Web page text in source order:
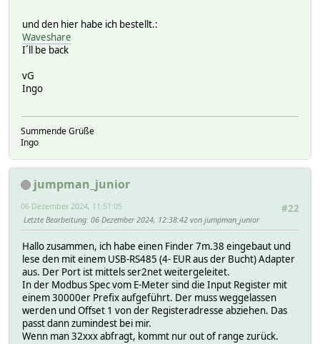
und den hier habe ich bestellt.:
Waveshare
I´ll be back
vG
Ingo
Summende Grüße
Ingo
jumpman_junior
#22
06 Dezember 2024, 11:51:05
Letzte Bearbeitung: 06 Dezember 2024, 12:38:42 von jumpman_junior
Hallo zusammen, ich habe einen Finder 7m.38 eingebaut und
lese den mit einem USB-RS485 (4- EUR aus der Bucht) Adapter
aus. Der Port ist mittels ser2net weitergeleitet.
In der Modbus Spec vom E-Meter sind die Input Register mit
einem 30000er Prefix aufgeführt. Der muss weggelassen
werden und Offset 1 von der Registeradresse abziehen. Das
passt dann zumindest bei mir.
Wenn man 32xxx abfragt, kommt nur out of range zurück.